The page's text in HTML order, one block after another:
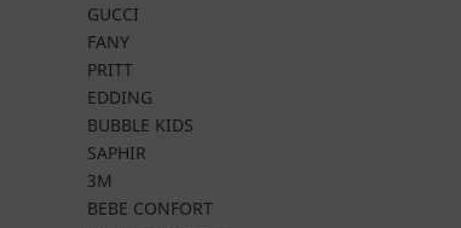
GUCCI
FANY
PRITT
EDDING
BUBBLE KIDS
SAPHIR
3M
BEBE CONFORT